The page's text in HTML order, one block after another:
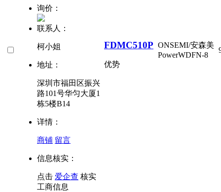
询价：
联系人：
柯小姐
地址：
深圳市福田区振兴
路101号华匀大厦1
栋5楼B14
详情：
商铺 留言
信息核实：
点击 爱企查 核实
工商信息
FDMC510P
优势
ONSEMI/安森美
PowerWDFN-8